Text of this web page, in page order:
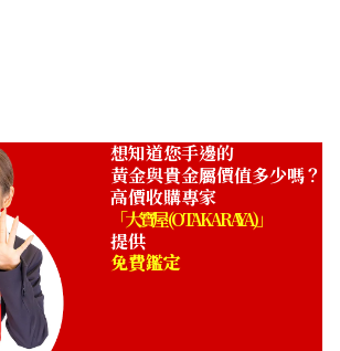
想知道您手邊的
黃金與貴金屬價值多少嗎？
高價收購專家
「大寶屋 (OTAKARAYA)」
提供
免費鑑定